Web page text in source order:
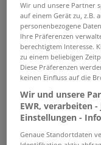
Bauleiter (m/
07.08.2026 /Theo
GmbH & Co KG
/
Bauleiter
Wir und unsere Partner
auf einem Gerät zu, z.B.
personenbezogene
Ihre Präferenzen
berechtigtem Interesse.
zu einem beliebigen
Diese Präferenzen
keinen Einfluss auf die
Wir und unsere
EWR, verarbeiten
Einstellungen -
Genaue Standortdaten